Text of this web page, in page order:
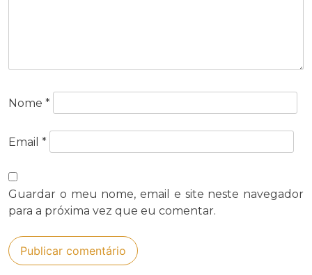
Nome *
Email *
Guardar o meu nome, email e site neste navegador
para a próxima vez que eu comentar.